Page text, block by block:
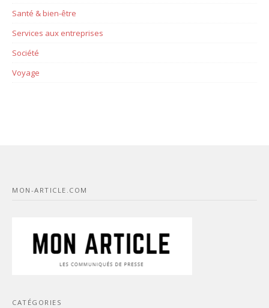
Santé & bien-être
Services aux entreprises
Société
Voyage
MON-ARTICLE.COM
CATÉGORIES